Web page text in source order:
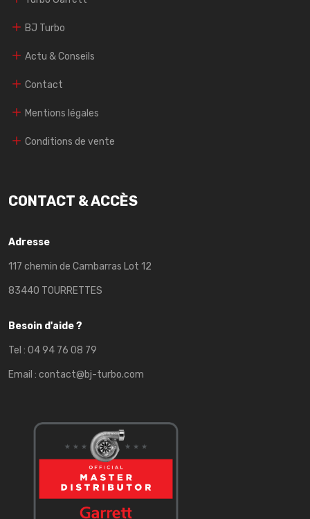
BJ Turbo
Actu & Conseils
Contact
Mentions légales
Conditions de vente
CONTACT & ACCÈS
Adresse
117 chemin de Cambarras Lot 12
83440 TOURRETTES
Besoin d'aide ?
Tel : 04 94 76 08 79
Email : contact@bj-turbo.com